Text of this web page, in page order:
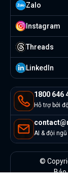
1800 646
Hỗ trợ bởi
AI & đội
Zalo
Instagram
Threads
Linkedln
©